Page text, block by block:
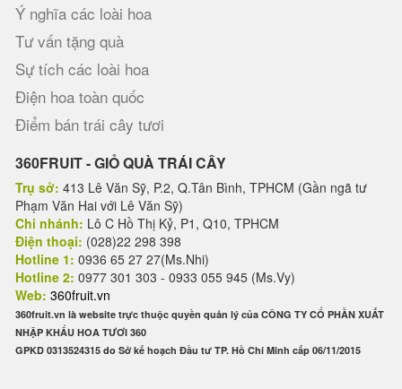
Ý nghĩa các loài hoa
Tư vấn tặng quà
Sự tích các loài hoa
Điện hoa toàn quốc
Điểm bán trái cây tươi
360FRUIT - GIỎ QUÀ TRÁI CÂY
Trụ sở: 413 Lê Văn Sỹ, P.2, Q.Tân Bình, TPHCM (Gần ngã tư
Phạm Văn Hai với Lê Văn Sỹ)
Chi nhánh: Lô C Hồ Thị Kỷ, P1, Q10, TPHCM
Điện thoại: (028)22 298 398
Hotline 1: 0936 65 27 27(Ms.Nhi)
Hotline 2: 0977 301 303 - 0933 055 945 (Ms.Vy)
Web: 360fruit.vn
360fruit.vn là website trực thuộc quyền quản lý của CÔNG TY CỔ PHẦN XUẤT
NHẬP KHẨU HOA TƯƠI 360
GPKD 0313524315 do Sở kế hoạch Đầu tư TP. Hồ Chí Minh cấp 06/11/2015